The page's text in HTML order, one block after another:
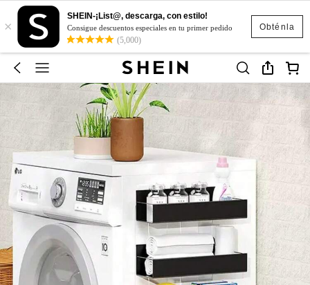
Obténla
×
SHEIN-¡List@, descarga, con estilo!
Consigue descuentos especiales en tu primer pedido
(5,000)